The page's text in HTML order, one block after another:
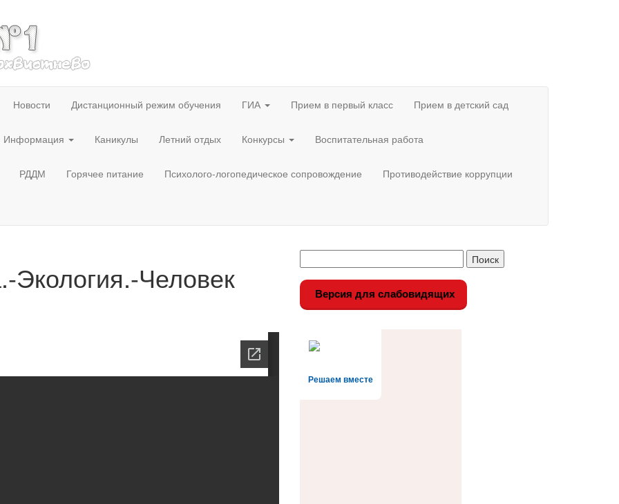
Новости Дистанционный режим обучения ГИА Прием в первый класс Прием в детский сад
Информация Каникулы Летний отдых Конкурсы Воспитательная работа
РДДМ Горячее питание Психолого-логопедическое сопровождение Противодействие коррупции
Человек Версия для слабовидящих
Решаем вместе